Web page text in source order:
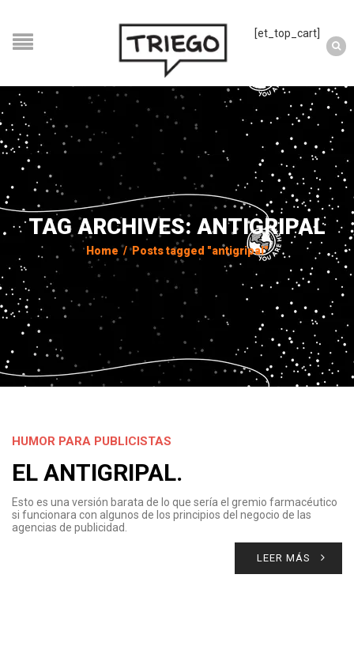
[et_top_cart]
TAG ARCHIVES: ANTIGRIPAL
Home / Posts tagged "antigripal"
HUMOR PARA PUBLICISTAS
EL ANTIGRIPAL.
Esto es una versión barata de lo que sería el gremio farmacéutico
si funcionara con algunos de los principios del negocio de las
agencias de publicidad.
LEER MÁS